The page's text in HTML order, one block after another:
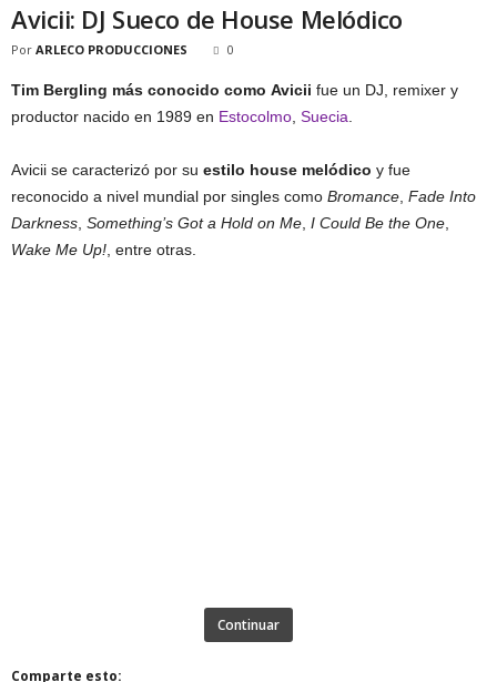
Avicii: DJ Sueco de House Melódico
Por ARLECO PRODUCCIONES 0
Tim Bergling más conocido como Avicii fue un DJ, remixer y
productor nacido en 1989 en Estocolmo Suecia
Avicii se caracterizó por su estilo house melódico y fue
reconocido a nivel mundial por singles como Bromance Fade Into
Darkness Something’s Got a Hold on Me I Could Be the One
Wake Me Up! , entre otras.
Continuar
Comparte esto: